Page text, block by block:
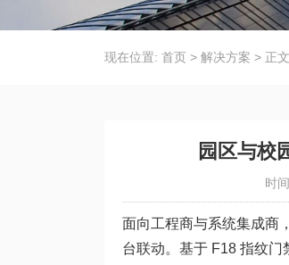
现在位置: 首页 > 解决方案 > 正文
园区与校
时
面向工程商与系统集成商
台联动。基于 F18 指纹